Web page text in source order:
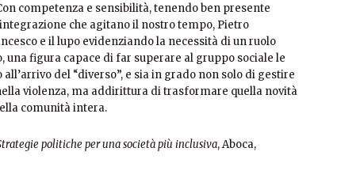
competenza e sensibilità, tenendo ben presente
che agitano il nostro tempo, Pietro
e il lupo evidenziando la necessità di un ruolo
una figura capace di far superare al gruppo sociale le
del “diverso”, e sia in grado non solo di gestire
violenza, ma addirittura di trasformare quella novità
comunità intera.
politiche per una società più inclusiva, Aboca,